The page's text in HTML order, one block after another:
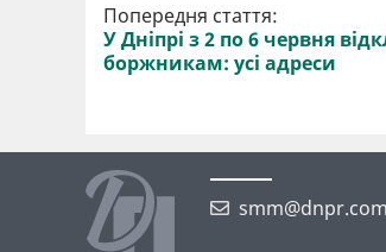
Попередня стаття:
У Дніпрі з 2 по 6 червня
боржникам: усі адреси